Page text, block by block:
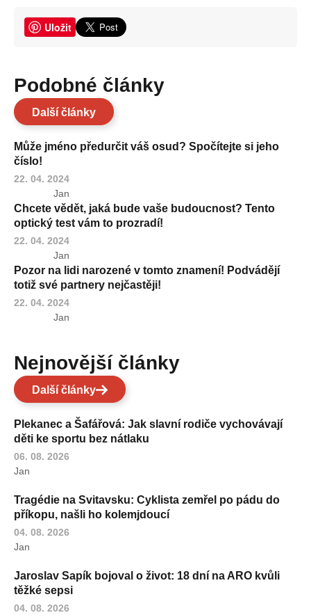
Uložit
Podobné články
Další články
Může jméno předurčit váš osud? Spočítejte si jeho
číslo!
22. 04. 2024
Jan
Chcete vědět, jaká bude vaše budoucnost? Tento
optický test vám to prozradí!
22. 04. 2024
Jan
Pozor na lidi narozené v tomto znamení! Podvádějí
totiž své partnery nejčastěji!
22. 04. 2024
Jan
Nejnovější články
Další články
Plekanec a Šafářová: Jak slavní rodiče vychovávají
děti ke sportu bez nátlaku
06. 08. 2026
Jan
Tragédie na Svitavsku: Cyklista zemřel po pádu do
příkopu, našli ho kolemjdoucí
04. 08. 2026
Jan
Jaroslav Sapík bojoval o život: 18 dní na ARO kvůli
těžké sepsi
04. 08. 2026